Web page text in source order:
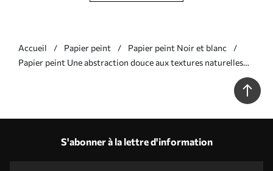
Accueil Papier peint
Papier peint Noir et blanc
Papier peint Une abstraction douce aux textures naturelles
S'abonner à la lettre d'information